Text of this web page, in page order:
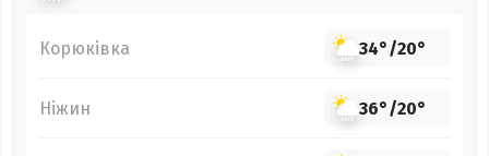
Корюківка 34°/20°
Ніжин 36°/20°